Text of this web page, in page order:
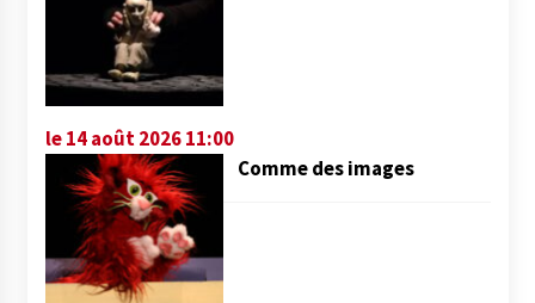
le 14 août 2026 11:00
Comme des images